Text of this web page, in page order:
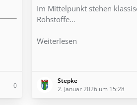
0
Im Mittelpunkt stehen
Rohstoffe…
Weiterlesen
Stepke
2. Januar 2026 um 15:28